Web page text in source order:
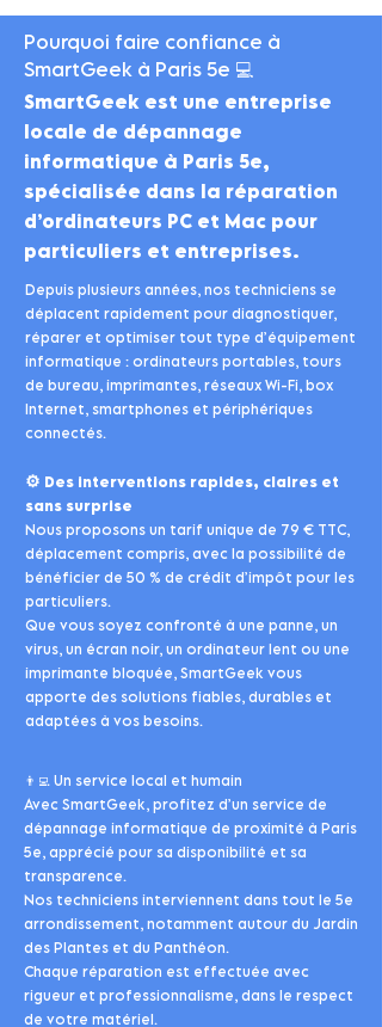
Pourquoi faire confiance à
SmartGeek à Paris 5e 💻
SmartGeek est une entreprise
locale de dépannage
informatique à Paris 5e,
spécialisée dans la réparation
d’ordinateurs PC et Mac pour
particuliers et entreprises.
Depuis plusieurs années, nos techniciens se
déplacent rapidement pour diagnostiquer,
réparer et optimiser tout type d’équipement
informatique : ordinateurs portables, tours
de bureau, imprimantes, réseaux Wi-Fi, box
Internet, smartphones et périphériques
connectés.
⚙️ Des interventions rapides, claires et
sans surprise
Nous proposons un tarif unique de 79 € TTC,
déplacement compris, avec la possibilité de
bénéficier de 50 % de crédit d’impôt pour les
particuliers.
Que vous soyez confronté à une panne, un
virus, un écran noir, un ordinateur lent ou une
imprimante bloquée, SmartGeek vous
apporte des solutions fiables, durables et
adaptées à vos besoins.
👨‍💻 Un service local et humain
Avec SmartGeek, profitez d’un service de
dépannage informatique de proximité à Paris
5e, apprécié pour sa disponibilité et sa
transparence.
Nos techniciens interviennent dans tout le 5e
arrondissement, notamment autour du Jardin
des Plantes et du Panthéon.
Chaque réparation est effectuée avec
rigueur et professionnalisme, dans le respect
de votre matériel.